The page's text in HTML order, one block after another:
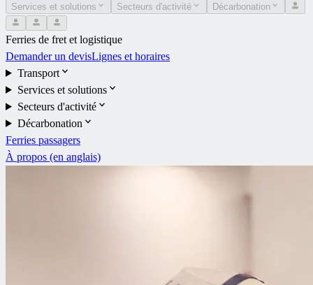
Services et solutions
Secteurs d'activité Décarbonation
Ferries de fret et logistique
Demander un devisLignes et horaires
Transport
Services et solutions
Secteurs d'activité
Décarbonation
Ferries passagers
À propos (en anglais)